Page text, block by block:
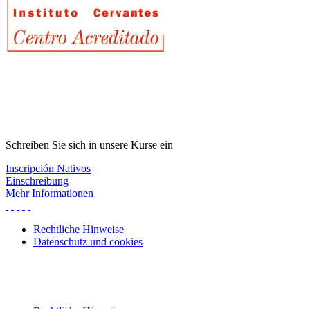
Schreiben Sie sich in unsere Kurse ein
Inscripción Nativos
Einschreibung
Mehr Informationen
Rechtliche Hinweise
Datenschutz und cookies